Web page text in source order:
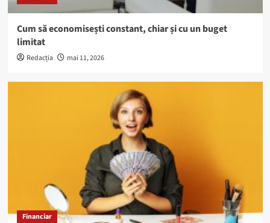
Cum să economisești constant, chiar și cu un buget
limitat
Redacția mai 11, 2026
Financiar